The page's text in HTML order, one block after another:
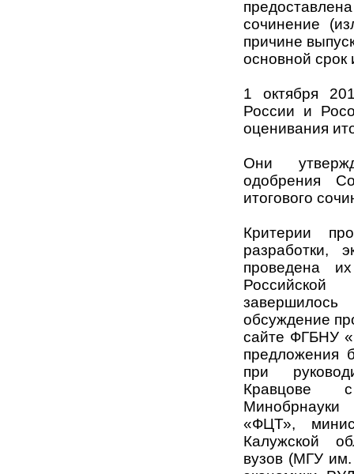
сочинение
причине
основной срок
1 октября
России и
оценивания
Они
одобрения
итогового
Критерии
разработки,
проведена
завершилось
обсуждение
сайте ФГБНУ
предложения
при
Кравцове
«ФЦТ»,
Калужской
вузов (МГУ